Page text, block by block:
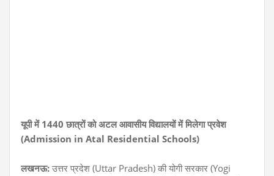
यूपी में 1440 छात्रों को अटल आवासीय विद्यालयों में मिलेगा प्रवेश
(Admission in Atal Residential Schools)
लखनऊ: उत्तर प्रदेश (Uttar Pradesh) की योगी सरकार (Yogi